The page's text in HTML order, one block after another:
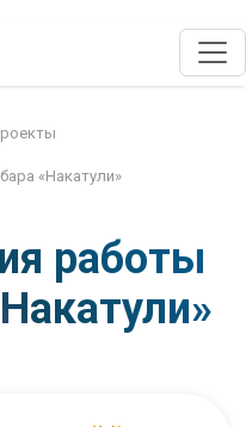
«Накатули»
работы